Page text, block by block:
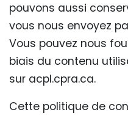
pouvons aussi
vous nous envoyez
Vous pouvez nous
biais du contenu
sur acpl.cpra.ca.
Cette politique de